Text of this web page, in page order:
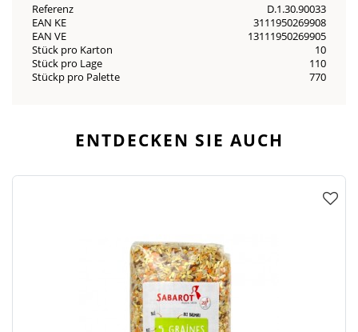
Referenz
D.1.30.90033
EAN KE
3111950269908
EAN VE
13111950269905
Stück pro Karton
10
Stück pro Lage
110
Stückp pro Palette
770
ENTDECKEN SIE AUCH